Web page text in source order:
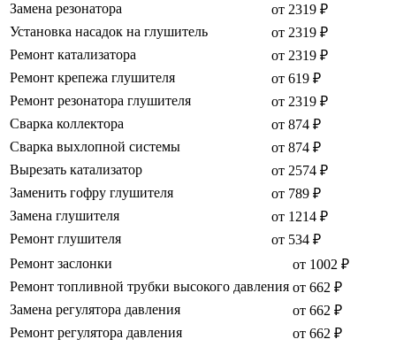
Замена резонатора
от 2319 ₽
Установка насадок на глушитель
от 2319 ₽
Ремонт катализатора
от 2319 ₽
Ремонт крепежа глушителя
от 619 ₽
Ремонт резонатора глушителя
от 2319 ₽
Сварка коллектора
от 874 ₽
Сварка выхлопной системы
от 874 ₽
Вырезать катализатор
от 2574 ₽
Заменить гофру глушителя
от 789 ₽
Замена глушителя
от 1214 ₽
Ремонт глушителя
от 534 ₽
Ремонт заслонки
от 1002 ₽
Ремонт топливной трубки высокого давления от 662 ₽
Замена регулятора давления
от 662 ₽
Ремонт регулятора давления
от 662 ₽